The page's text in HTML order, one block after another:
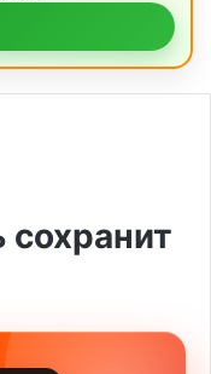
сохранит